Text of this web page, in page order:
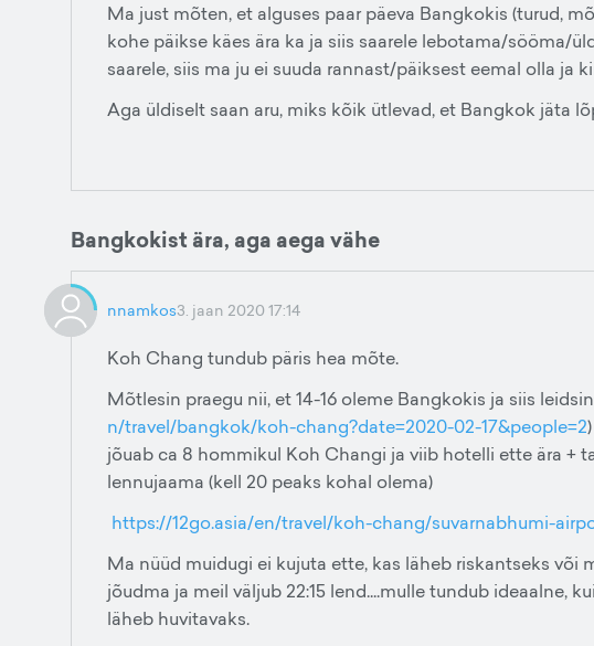
Ma just mõten, et alguses paar päeva Bangkokis (turud,
kohe päikse käes ära ka ja siis saarele lebotama/sööma/
saarele, siis ma ju ei suuda rannast/päiksest eemal olla ja
Aga üldiselt saan aru, miks kõik ütlevad, et Bangkok jäta
Bangkokist ära, aga aega vähe
nnamkos3. jaan 2020 17:14
Koh Chang tundub päris hea mõte.
Mõtlesin praegu nii, et 14-16 oleme Bangkokis ja siis
n/travel/bangkok/koh-chang?date=2020-02-17&people=2
jõuab ca 8 hommikul Koh Changi ja viib hotelli ette ära +
lennujaama (kell 20 peaks kohal olema)
https://12go.asia/en/travel/koh-chang/suvarnabhumi-
Ma nüüd muidugi ei kujuta ette, kas läheb riskantseks või
jõudma ja meil väljub 22:15 lend....mulle tundub ideaalne,
läheb huvitavaks.